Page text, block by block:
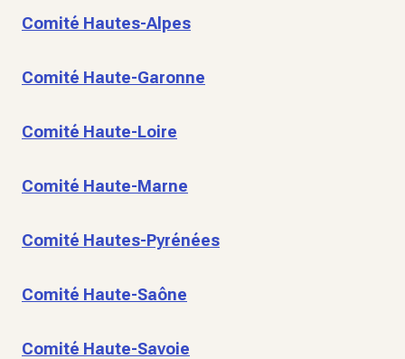
Comité Hautes-Alpes
Comité Haute-Garonne
Comité Haute-Loire
Comité Haute-Marne
Comité Hautes-Pyrénées
Comité Haute-Saône
Comité Haute-Savoie